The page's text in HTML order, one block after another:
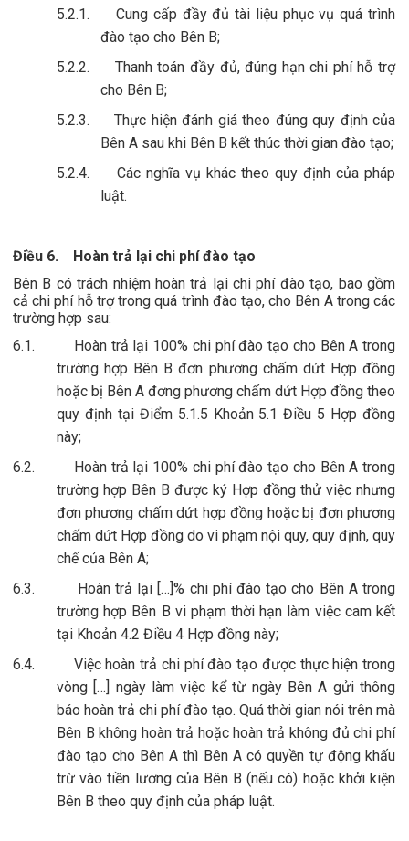
5.2.1.
Cung cấp đầy đủ tài liệu phục vụ quá trình
đào tạo cho Bên B;
5.2.2.
Thanh toán đầy đủ, đúng hạn chi phí hỗ trợ
cho Bên B;
5.2.3.
Thực hiện đánh giá theo đúng quy định của
Bên A sau khi Bên B kết thúc thời gian đào tạo;
5.2.4.
Các nghĩa vụ khác theo quy định của pháp
luật.
Điều 6.
Hoàn trả lại chi phí đào tạo
Bên B có trách nhiệm hoàn trả lại chi phí đào tạo, bao gồm
cả chi phí hỗ trợ trong quá trình đào tạo, cho Bên A trong các
trường hợp sau:
6.1.
Hoàn trả lại 100% chi phí đào tạo cho Bên A trong
trường hợp Bên B đơn phương chấm dứt Hợp đồng
hoặc bị Bên A đơng phương chấm dứt Hợp đồng theo
quy định tại Điểm 5.1.5 Khoản 5.1 Điều 5 Hợp đồng
này;
6.2.
Hoàn trả lại 100% chi phí đào tạo cho Bên A trong
trường hợp Bên B được ký Hợp đồng thử việc nhưng
đơn phương chấm dứt hợp đồng hoặc bị đơn phương
chấm dứt Hợp đồng do vi phạm nội quy, quy định, quy
chế của Bên A;
6.3.
Hoàn trả lại […]% chi phí đào tạo cho Bên A trong
trường hợp Bên B vi phạm thời hạn làm việc cam kết
tại Khoản 4.2 Điều 4 Hợp đồng này;
6.4.
Việc hoàn trả chi phí đào tạo được thực hiện trong
vòng […] ngày làm việc kể từ ngày Bên A gửi thông
báo hoàn trả chi phí đào tạo. Quá thời gian nói trên mà
Bên B không hoàn trả hoặc hoàn trả không đủ chi phí
đào tạo cho Bên A thì Bên A có quyền tự động khấu
trừ vào tiền lương của Bên B (nếu có) hoặc khởi kiện
Bên B theo quy định của pháp luật.